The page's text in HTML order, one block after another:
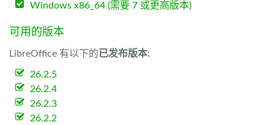
Windows x86_64 (需要 7 或更高版本)
可用的版本
LibreOffice 有以下的已发布版本:
26.2.5
26.2.4
26.2.3
26.2.2